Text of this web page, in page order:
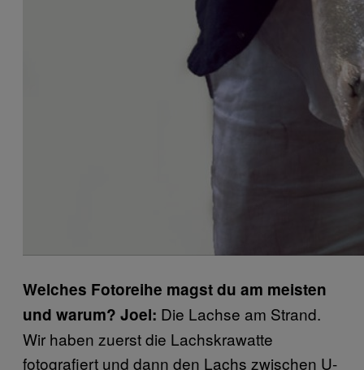
Welches Fotoreihe magst du am meisten
und warum? Joel: Die Lachse am Strand.
Wir haben zuerst die Lachskrawatte
fotografiert und dann den Lachs zwischen U-